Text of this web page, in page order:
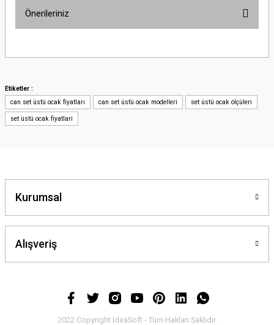
Önerileriniz
yetersiz gördüğünüz noktaları öneri formunu kullanarak tarafımıza
Ürün resmi kalitesiz, bozuk veya görüntülenemiyor.
Ürün açıklamasında eksik bilgiler bulunuyor.
Bu ürüne benzer farklı alternatifler olmalı.
Etiketler :
can set üstü ocak fiyatları
can set üstü ocak modelleri set üstü ocak ölçüleri
set üstü ocak fiyatlari
Kurumsal
Alışveriş
2022 Copyright IdeaSoft - Tüm Hakları Saklıdır.